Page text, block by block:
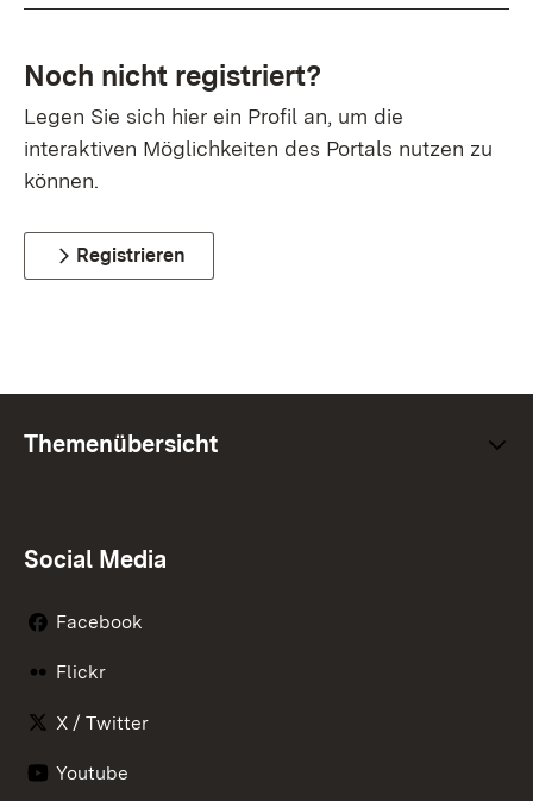
Noch nicht registriert?
Legen Sie sich hier ein Profil an, um die
interaktiven Möglichkeiten des Portals nutzen zu
können.
Registrieren
Themenübersicht
Social Media
Facebook
Flickr
X / Twitter
Youtube